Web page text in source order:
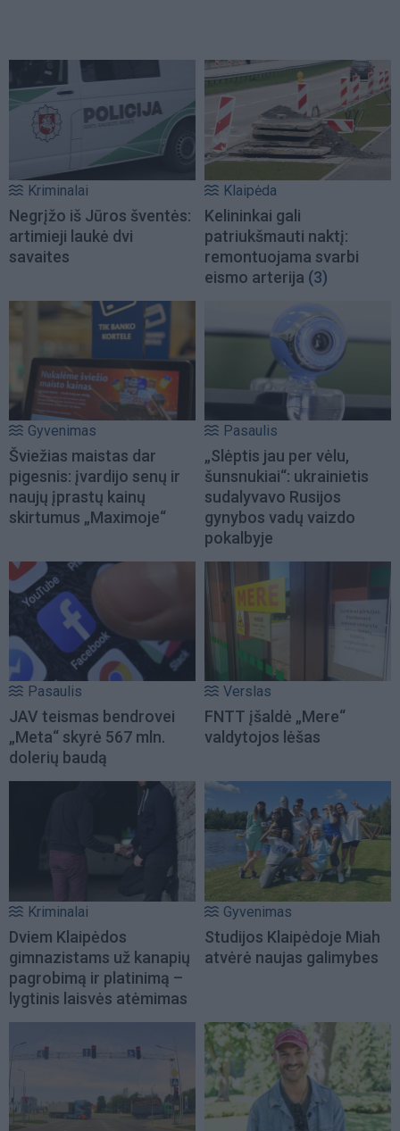
Kriminalai
Negrįžo iš Jūros šventės:
artimieji laukė dvi
savaites
Klaipėda
Kelininkai gali
patriukšmauti naktį:
remontuojama svarbi
eismo arterija (3)
Gyvenimas
Šviežias maistas dar
pigesnis: įvardijo senų ir
naujų įprastų kainų
skirtumus „Maximoje“
Pasaulis
„Slėptis jau per vėlu,
šunsnukiai“: ukrainietis
sudalyvavo Rusijos
gynybos vadų vaizdo
pokalbyje
Pasaulis
JAV teismas bendrovei
„Meta“ skyrė 567 mln.
dolerių baudą
Verslas
FNTT įšaldė „Mere“
valdytojos lėšas
Kriminalai
Dviem Klaipėdos
gimnazistams už kanapių
pagrobimą ir platinimą –
lygtinis laisvės atėmimas
Gyvenimas
Studijos Klaipėdoje Miah
atvėrė naujas galimybes